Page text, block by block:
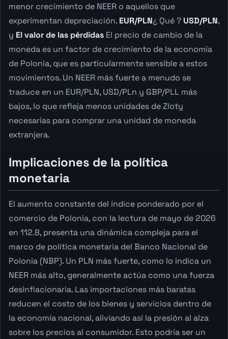
menor crecimiento de NEER o aquellos que
experimentan depreciación. EUR/PLN¿ Qué ? USD/PLN,
y El valor de las pérdidas El precio de cambio de la
moneda es un factor de crecimiento de la economía
de Polonia, que es particularmente sensible a estos
movimientos. Un NEER más fuerte a menudo se
traduce en un EUR/PLN, USD/PLn y GBP/PLL más
bajos, lo que refleja menos unidades de Zloty
necesarias para comprar una unidad de moneda
extranjera.
Implicaciones de la política
monetaria
El aumento constante del índice ponderado por el
comercio de Polonia, con la lectura de mayo de 2026
en 112.8, presenta una dinámica compleja para el
marco de política monetaria del Banco Nacional de
Polonia (NBP). Un PLN más fuerte, como lo indica un
NEER más alto, generalmente actúa como una fuerza
desinflacionaria. Las importaciones más baratas
reducen el costo de los bienes y servicios dentro de
la economía nacional, aliviando así la presión al alza
sobre los precios al consumidor. Esto podría ser un